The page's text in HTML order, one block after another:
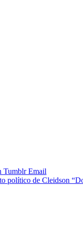
Tumblr Email
político de Cleidson